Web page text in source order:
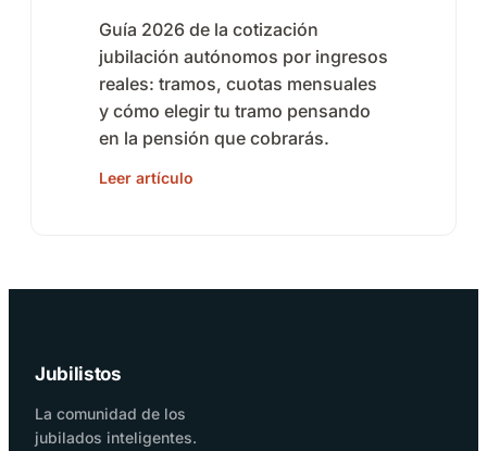
Guía 2026 de la cotización
jubilación autónomos por ingresos
reales: tramos, cuotas mensuales
y cómo elegir tu tramo pensando
en la pensión que cobrarás.
Leer artículo
Jubilistos
La comunidad de los
jubilados inteligentes.